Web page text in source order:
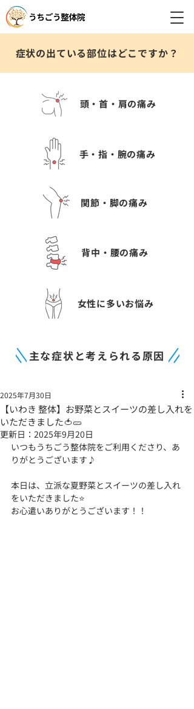
症状の出ている部位はどこですか？
頭・首・肩の痛み
手・指・腕の痛み
関節・脚の痛み
背中・腰の痛み
女性に多いお悩み
主な症状と考えられる原因
【いわき 整体】お野菜とスイーツの差し入れを
いただきました🍅🥒
2025年7月30日
更新日： 2025年9月20日
いつもうちごう整体院をご利用くださり、あ
りがとうございます♪
本日は、立派な夏野菜とスイーツの差し入れ
をいただきました⭐
お心遣いありがとうございます！！